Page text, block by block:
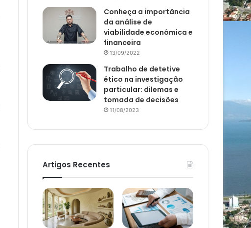
Conheça a importância
da análise de
viabilidade econômica e
financeira
13/09/2022
Trabalho de detetive
ético na investigação
particular: dilemas e
tomada de decisões
11/08/2023
Artigos Recentes